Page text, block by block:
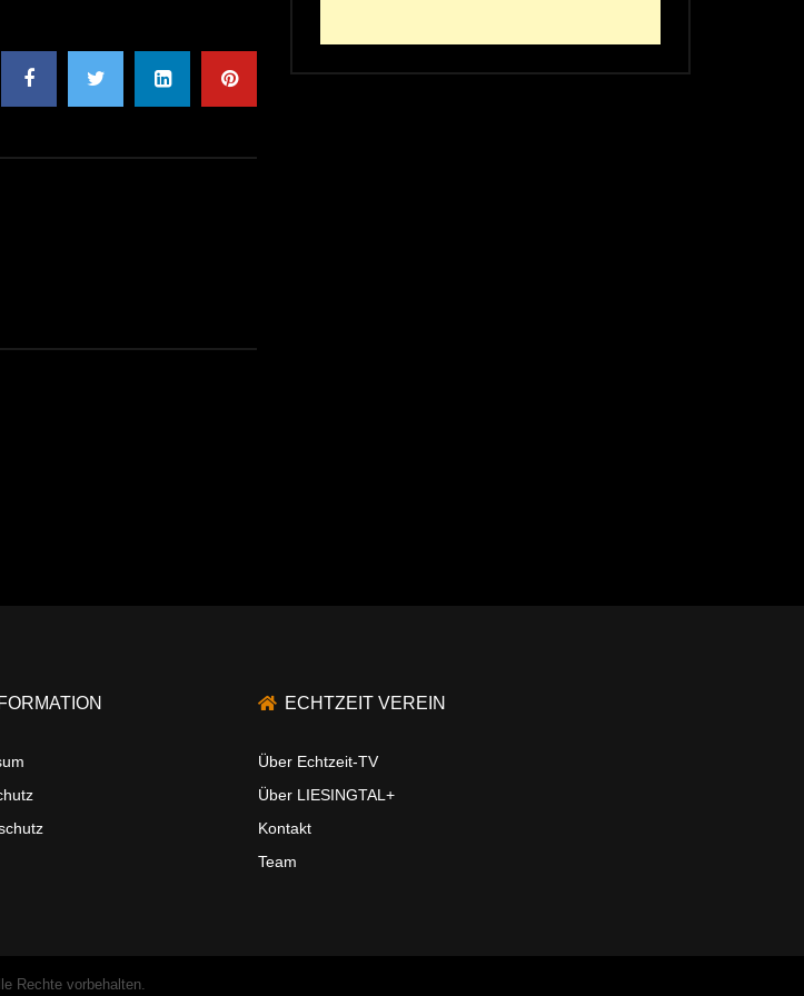
ECHTZEIT VEREIN
Über Echtzeit-TV
Über LIESINGTAL+
Kontakt
Team
Rechte vorbehalten.